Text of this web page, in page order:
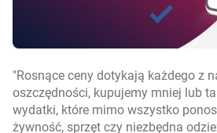
Rosnące ceny dotykają każdego z
oszczędności, kupujemy mniej lub
wydatki, które mimo wszystko
żywność, sprzęt czy niezbędna